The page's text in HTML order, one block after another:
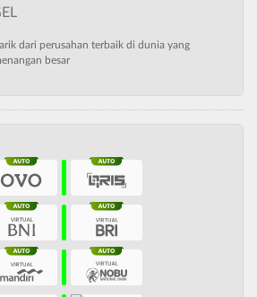
dari perusahan terbaik di dunia yang
besar